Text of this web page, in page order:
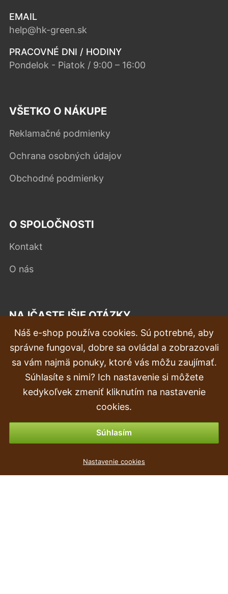
EMAIL
help@hk-green.sk
PRACOVNÉ DNI / HODINY
Pondelok - Piatok / 9:00 – 16:00
VŠETKO O NÁKUPE
Reklamačné podmienky
Ochrana osobných údajov
Obchodné podmienky
O SPOLOČNOSTI
Kontakt
O nás
NAJČASTEJŠIE OTÁZKY
Reklamácia
Doprava a doručenie
Objednávka
Vrátenie tovaru & vrátenie peňazí
Náš e-shop používa cookies. Sú potrebné, aby
správne fungoval, dobre sa ovládal a zobrazovali
sa vám najmä ponuky, ktoré vás môžu zaujímať.
Súhlasíte s nimi? Ich nastavenie si môžete
kedykoľvek zmeniť kliknutím na nastavenie
cookies.
Súhlasím
Nastavenie cookies